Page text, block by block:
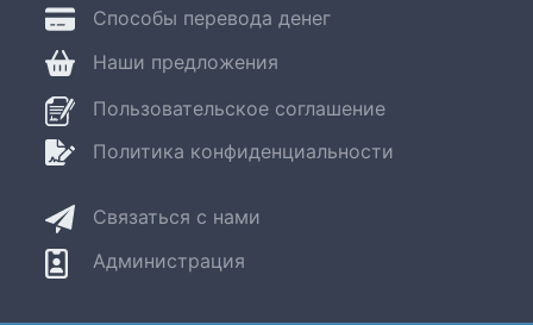
Связаться с нами
Администрация
Пользовательское соглашение
Политика конфиденциальности
Способы перевода денег
Наши предложения